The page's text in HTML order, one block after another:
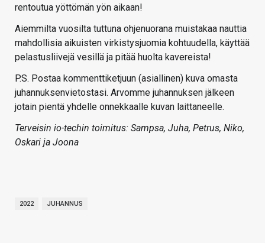
rentoutua yöttömän yön aikaan!
Aiemmilta vuosilta tuttuna ohjenuorana muistakaa nauttia
mahdollisia aikuisten virkistysjuomia kohtuudella, käyttää
pelastusliivejä vesillä ja pitää huolta kavereista!
P.S. Postaa kommenttiketjuun (asiallinen) kuva omasta
juhannuksenvietostasi. Arvomme juhannuksen jälkeen
jotain pientä yhdelle onnekkaalle kuvan laittaneelle.
Terveisin io-techin toimitus: Sampsa, Juha, Petrus, Niko,
Oskari ja Joona
2022 JUHANNUS